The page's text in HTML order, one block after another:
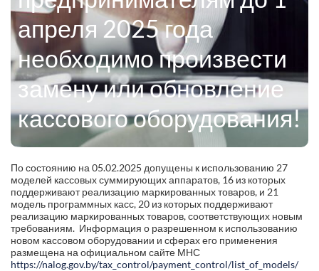
апреля 2025 года
необходимо произвести
замену или обновление
кассового оборудования!
По состоянию на 05.02.2025 допущены к использованию 27
моделей кассовых суммирующих аппаратов, 16 из которых
поддерживают реализацию маркированных товаров, и 21
модель программных касс, 20 из которых поддерживают
реализацию маркированных товаров, соответствующих новым
требованиям. Информация о разрешенном к использованию
новом кассовом оборудовании и сферах его применения
размещена на официальном сайте МНС
https://nalog.gov.by/tax_control/payment_control/list_of_models/